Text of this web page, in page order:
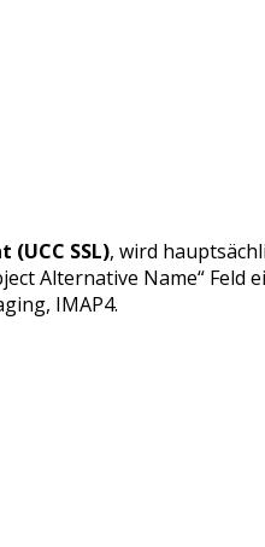
SSL), wird
Alternative Name“ Feld
IMAP4.